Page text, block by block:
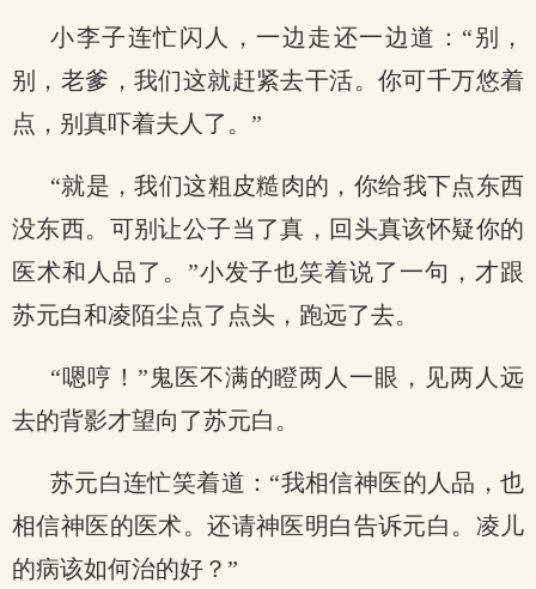
小李子连忙闪人，一边走还一边道：“别，
别，老爹，我们这就赶紧去干活。你可千万悠着
点，别真吓着夫人了。”
“就是，我们这粗皮糙肉的，你给我下点东西
没东西。可别让公子当了真，回头真该怀疑你的
医术和人品了。”小发子也笑着说了一句，才跟
苏元白和凌陌尘点了点头，跑远了去。
“嗯哼！”鬼医不满的瞪两人一眼，见两人远
去的背影才望向了苏元白。
苏元白连忙笑着道：“我相信神医的人品，也
相信神医的医术。还请神医明白告诉元白。凌儿
的病该如何治的好？”